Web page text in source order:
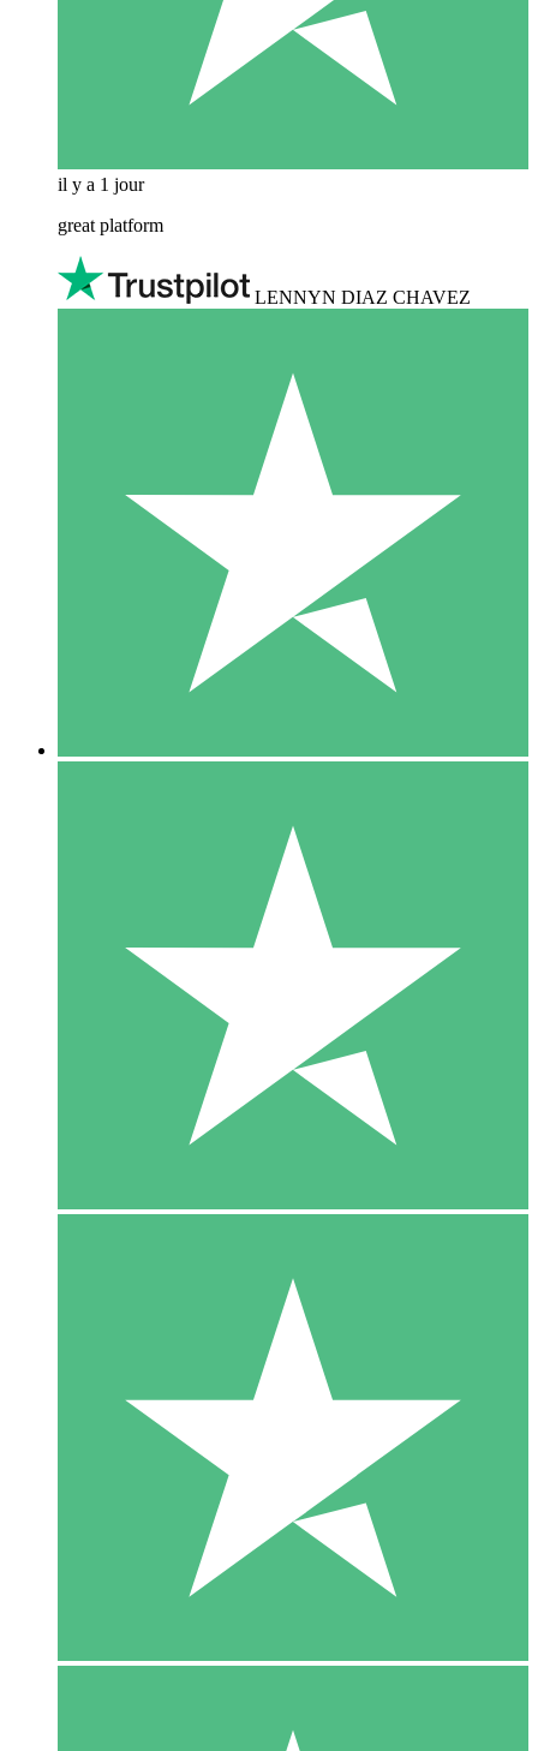
il y a 1 jour
great platform
LENNYN DIAZ CHAVEZ